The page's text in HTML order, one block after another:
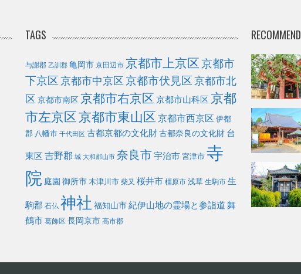
TAGS
与謝郡 乙訓郡 亀岡市 京田辺市 京都市上京区京都市
下京区京都市中京区京都市伏見区京都市北
区 京都市南区 京都市右京区 京都市山科区 京都
市左京区京都市東山区 京都市西京区 伊都
郡 八幡市 千代田区 古都京都の文化財古都奈良の文化財 台
東区 吉野郡 城 大和郡山市 奈良市宇治市 宮津市 寺
院 庭園 御所市 木津川市 柴又 桜井市 橿原市 浅草 生駒市 生
駒郡 石仏 神社 福知山市紀伊山地の霊場と参詣道 舞
鶴市 葛飾区 長岡京市 高市郡
RECOMMEND